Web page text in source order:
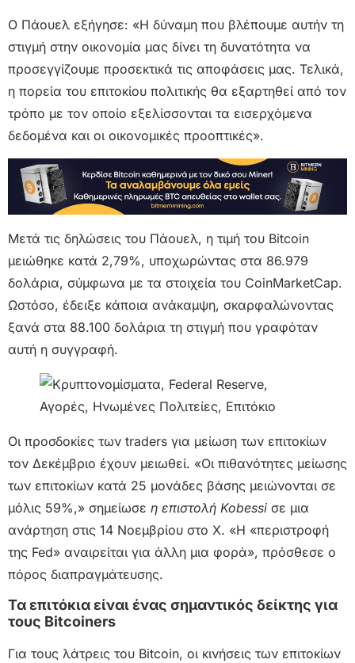
Ο Πάουελ εξήγησε: «Η δύναμη που βλέπουμε αυτήν τη
στιγμή στην οικονομία μας δίνει τη δυνατότητα να
προσεγγίζουμε προσεκτικά τις αποφάσεις μας. Τελικά,
η πορεία του επιτοκίου πολιτικής θα εξαρτηθεί από τον
τρόπο με τον οποίο εξελίσσονται τα εισερχόμενα
δεδομένα και οι οικονομικές προοπτικές».
Μετά τις δηλώσεις του Πάουελ, η τιμή του Bitcoin
μειώθηκε κατά 2,79%, υποχωρώντας στα 86.979
δολάρια, σύμφωνα με τα στοιχεία του CoinMarketCap.
Ωστόσο, έδειξε κάποια ανάκαμψη, σκαρφαλώνοντας
ξανά στα 88.100 δολάρια τη στιγμή που γραφόταν
αυτή η συγγραφή.
Οι προσδοκίες των traders για μείωση των επιτοκίων
τον Δεκέμβριο έχουν μειωθεί. «Οι πιθανότητες μείωσης
των επιτοκίων κατά 25 μονάδες βάσης μειώνονται σε
μόλις 59%,» σημείωσε η επιστολή Kobessi σε μια
ανάρτηση στις 14 Νοεμβρίου στο X. «Η «περιστροφή
της Fed» αναιρείται για άλλη μια φορά», πρόσθεσε ο
πόρος διαπραγμάτευσης.
Τα επιτόκια είναι ένας σημαντικός δείκτης για
τους Bitcoiners
Για τους λάτρεις του Bitcoin, οι κινήσεις των επιτοκίων